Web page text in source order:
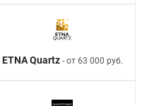
ETNA Quartz- от 63 000 руб.